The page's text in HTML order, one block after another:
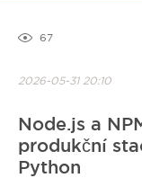
67
2026-05-31 20:10
Node.js a
produkční
Python